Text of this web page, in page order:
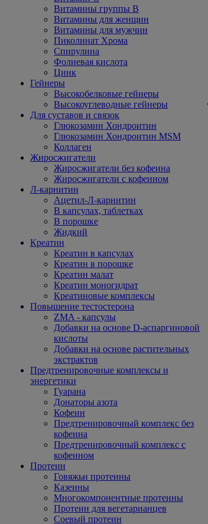
Витамины группы В
Витамины для женщин
Витамины для мужчин
Пиколинат Хрома
Спирулина
Фолиевая кислота
Цинк
Гейнеры
Высокобелковые гейнеры
Высокоуглеводные гейнеры
Для суставов и связок
Глюкозамин Хондроитин
Глюкозамин Хондроитин MSM
Коллаген
Жиросжигатели
Жиросжигатели без кофеина
Жиросжигатели с кофеином
Л-карнитин
Ацетил-Л-карнитин
В капсулах, таблетках
В порошке
Жидкий
Креатин
Креатин в капсулах
Креатин в порошке
Креатин малат
Креатин моногидрат
Креатиновые комплексы
Повышение тестостерона
ZMA - капсулы
Добавки на основе D-аспаргиновой
кислоты
Добавки на основе растительных
экстрактов
Предтренировочные комплексы и
энергетики
Гуарана
Донаторы азота
Кофеин
Предтренировочный комплекс без
кофеина
Предтренировочный комплекс с
кофеином
Протеин
Говяжьи протеины
Казеины
Многокомпонентные протеины
Протеин для вегетарианцев
Соевый протеин